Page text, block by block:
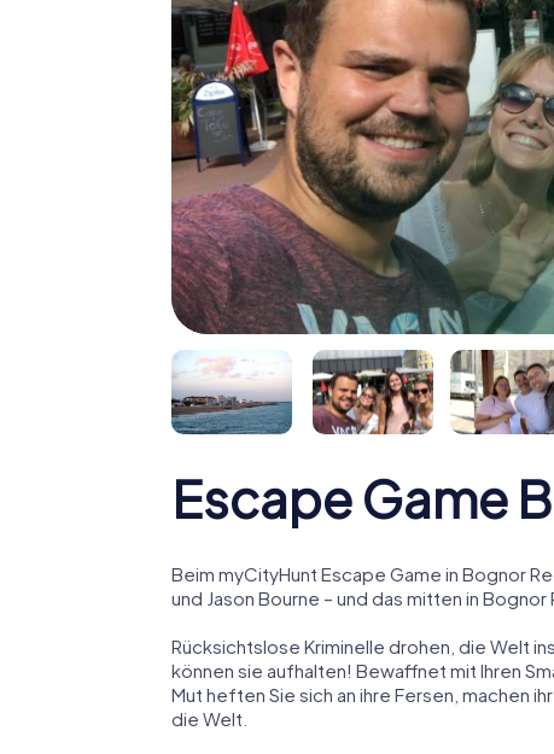
Escape Game
Beim myCityHunt Escape Game in Bognor
und Jason Bourne – und das mitten in Bognor
Rücksichtslose Kriminelle drohen, die Welt
können sie aufhalten! Bewaffnet mit Ihren
Mut heften Sie sich an ihre Fersen, machen
die Welt.